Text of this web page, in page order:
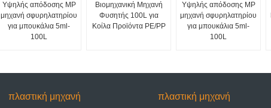
Υψηλής απόδοσης MP
μηχανή σφυρηλατηρίου
για μπουκάλια 5ml-
100L
Βιομηχανική Μηχανή
Φυσητής 100L για
Κοίλα Προϊόντα PE/PP
Υψηλής απόδοσης MP
μηχανή σφυρηλατηρίου
για μπουκάλια 5ml-
100L
πλαστική μηχανή πλαστική μηχανή